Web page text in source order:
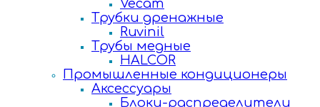
Vecam
Трубки дренажные
Ruvinil
Трубы медные
HALCOR
Промышленные кондиционеры
Аксессуары
Блоки-распределители